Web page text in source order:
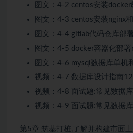
图文：4-2 centos安装docker
图文：4-3 centos安装nginx
图文：4-4 gitlab代码仓库部
图文：4-5 docker容器化部署
图文：4-6 mysql数据库单机
视频：4-7 数据库设计指南
视频：4-8 面试题:常见数据
视频：4-9 面试题:常见数据
第5章 筑基打桩,了解并构建市面